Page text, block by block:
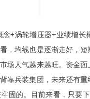
+涡轮增压器+业绩增
，均线也是逐渐走好，
场人气越来越旺。资金
靠兵装集团，未来还有
固的。目前来看，只要